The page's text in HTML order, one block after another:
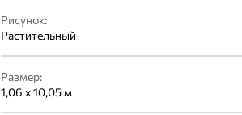
Рисунок:
Растительный
Размер:
1,06 x 10,05 м